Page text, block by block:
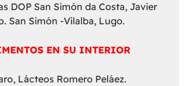
DOP San Simón da Costa, Javier
San Simón -Vilalba, Lugo.
EN SU INTERIOR
Lácteos Romero Peláez.